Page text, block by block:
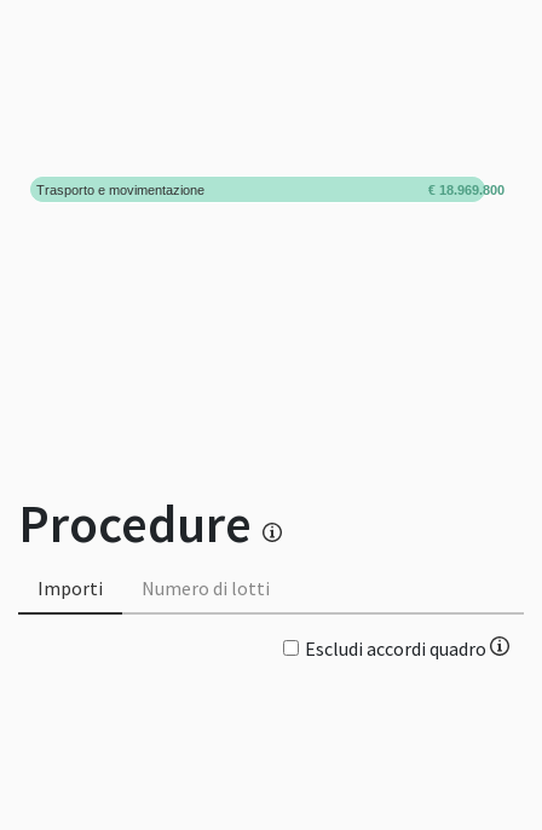
Trasporto e movimentazione € 18.969.800
Procedure
Importi Numero di lotti
Escludi accordi quadro